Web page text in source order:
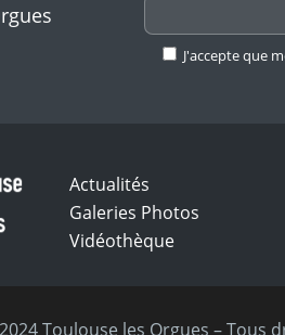
J'accepte que
Actualités
Galeries Photos
Vidéothèque
Toulouse les Orgues – Tous